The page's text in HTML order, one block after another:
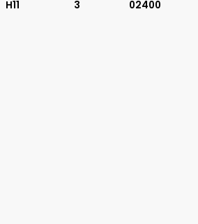
H11 3 02400